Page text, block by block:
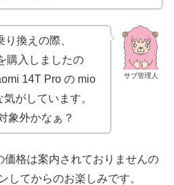
サブ管理人
換えの際、
購入しましたの
14T Pro の mio
がしています。
象外かなぁ？
価格は案内されておりませんの
してからのお楽しみです。